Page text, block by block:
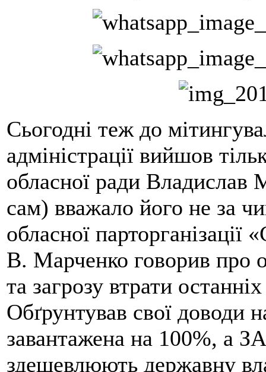
Сьогодні теж до
адміністрації вийшов
обласної ради Владислав
сам) вважало його не за
обласної
В. Марченко говорив про
та загрозу втрати
Обґрунтував свої доводи
завантажена на 100%, а
здешевлюють державну